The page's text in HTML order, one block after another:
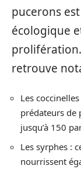
pucerons
écologique
retrouve
Les
prédateurs de
jusqu’à 150
Les syrphes :
nourrissent